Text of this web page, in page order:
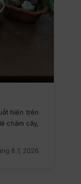
hiện trên
chăm cây,
8 7, 2026